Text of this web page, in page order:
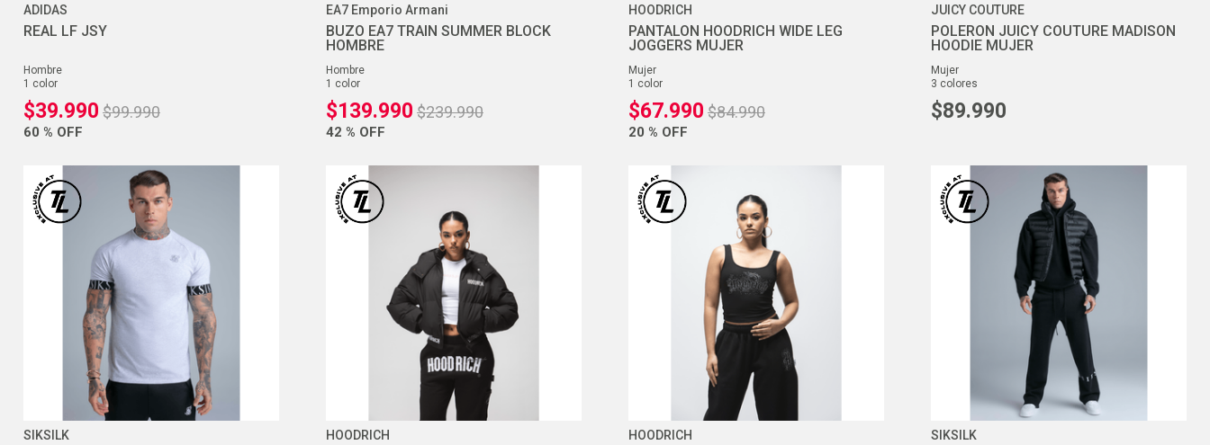
ADIDAS
REAL LF JSY
hombre
1 color
$39.990 $99.990
60 % OFF
EA7 Emporio Armani
BUZO EA7 TRAIN SUMMER BLOCK
HOMBRE
hombre
1 color
$139.990 $239.990
42 % OFF
HOODRICH
PANTALON HOODRICH WIDE LEG
JOGGERS MUJER
mujer
1 color
$67.990 $84.990
20 % OFF
JUICY COUTURE
POLERON JUICY COUTURE MADISON
HOODIE MUJER
mujer
3 colores
$89.990
SIKSILK HOODRICH HOODRICH SIKSILK